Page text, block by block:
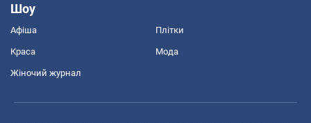
Шоу
Афіша Плітки
Краса Мода
Жіночий журнал